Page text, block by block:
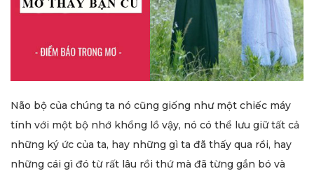
Não bộ của chúng ta nó cũng giống như một chiếc máy
tính với một bộ nhớ khổng lồ vậy, nó có thể lưu giữ tất cả
những ký ức của ta, hay những gì ta đã thấy qua rồi, hay
những cái gì đó từ rất lâu rồi thứ mà đã từng gắn bó và